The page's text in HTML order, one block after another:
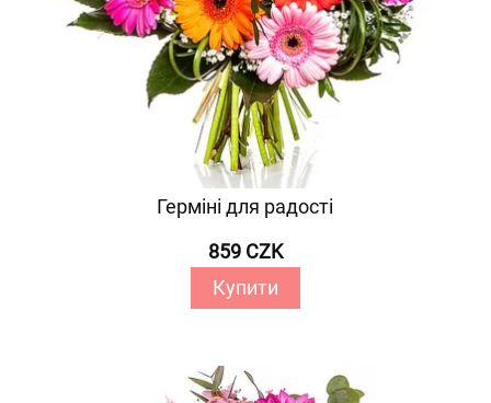
Герміні для радості
859 CZK
Купити